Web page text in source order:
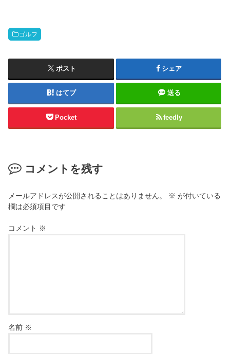
ゴルフ
ポスト シェア
はてブ 送る
Pocket feedly
コメントを残す
メールアドレスが公開されることはありません。 ※ が付いている
欄は必須項目です
コメント ※
名前 ※